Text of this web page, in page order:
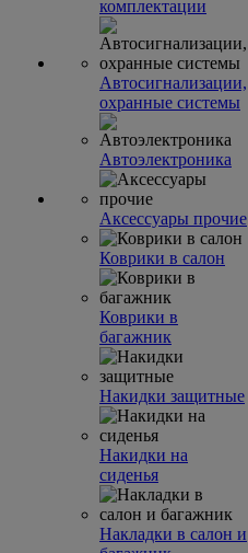
комплектации
Автосигнализации,
охранные системы
Автоэлектроника
Аксессуары прочие
Коврики в салон
Коврики в
багажник
Накидки защитные
Накидки на
сиденья
Накладки в салон и